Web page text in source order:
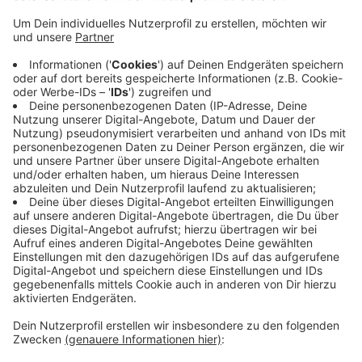
Anzeige
Viele Jugendliche auch aus anderen Städten kämen
zum skaten nach Rheydt, so das
Quartiersmanagement. Für die Stadt sei das nicht nur
sportlich ein Gewinn sondern auch aus sozialer Sicht.
Viele Kids würden von der Straße in den Rollmarkt
geholt. Deshalb sei es wichtig die Rollbrettunion in
Rheydt zu behalten so das Quartiersmanagment
weiter. Die Zukunft des Vereins ist bis jetzt noch
ungewiss. Denn die Rollbrettunion sucht nach einer
größeren und höheren Skate-Halle.
Anzeige